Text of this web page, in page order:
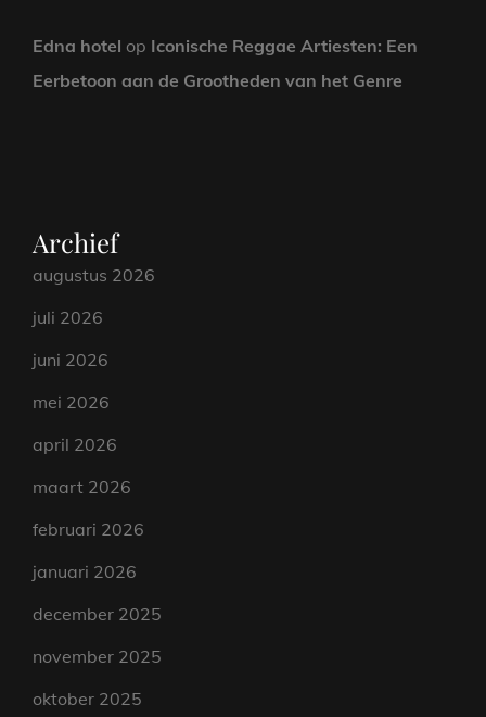
Edna hotel op Iconische Reggae Artiesten: Een
Eerbetoon aan de Grootheden van het Genre
Archief
augustus 2026
juli 2026
juni 2026
mei 2026
april 2026
maart 2026
februari 2026
januari 2026
december 2025
november 2025
oktober 2025